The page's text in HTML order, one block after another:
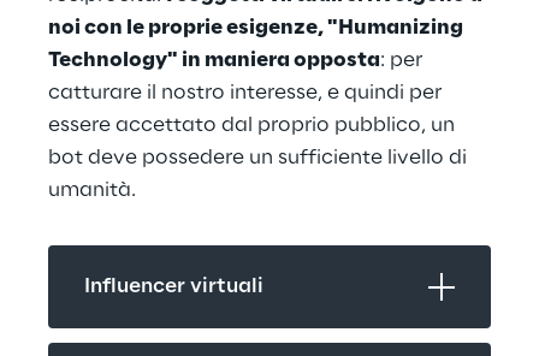
noi con le proprie esigenze, "Humanizing
Technology" in maniera opposta: per
catturare il nostro interesse, e quindi per
essere accettato dal proprio pubblico, un
bot deve possedere un sufficiente livello di
umanità.
Influencer virtuali